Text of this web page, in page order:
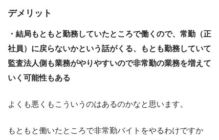
デメリット
・結局もともと勤務していたところで働くので、常勤（正
社員）に戻らないかという話がくる、もとも勤務していて
監査法人側も業務がやりやすいので非常勤の業務を増えて
いく可能性もある
よくも悪くもこういうのはあるのかなと思います。
もともと働いたところで非常勤バイトをやるわけですか